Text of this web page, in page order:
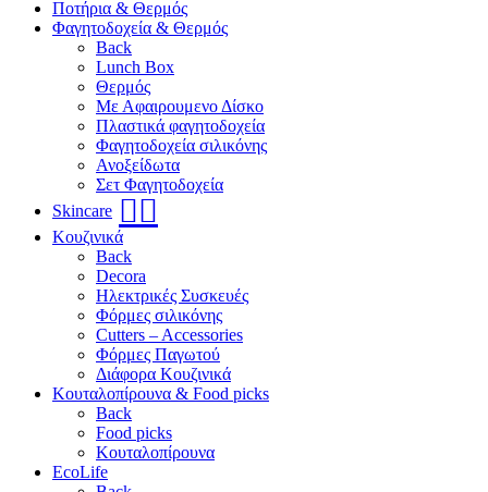
Ποτήρια & Θερμός
Φαγητοδοχεία & Θερμός
Back
Lunch Box
Θερμός
Με Αφαιρουμενο Δίσκο
Πλαστικά φαγητοδοχεία
Φαγητοδοχεία σιλικόνης
Ανοξείδωτα
Σετ Φαγητοδοχεία
Skincare 🧖‍♀️
Κουζινικά
Back
Decora
Ηλεκτρικές Συσκευές
Φόρμες σιλικόνης
Cutters – Accessories
Φόρμες Παγωτού
Διάφορα Κουζινικά
Κουταλοπίρουνα & Food picks
Back
Food picks
Κουταλοπίρουνα
EcoLife